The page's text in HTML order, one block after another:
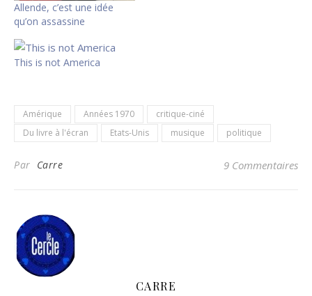
Allende, c’est une idée
qu’on assassine
This is not America
Amérique Années 1970
critique-ciné
Du livre à l'écran
Etats-Unis musique politique
Par Carre 9 Commentaires
CARRE